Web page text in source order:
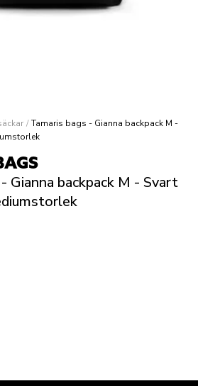
/ Tamaris bags - Gianna backpack M -
Gianna backpack M - Svart